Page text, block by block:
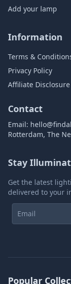
Add your lamp
Information
Terms &
Privacy Policy
Affiliate Disclosure
Contact
Email:
Rotterdam, The
Stay
Get the latest
delivered to your
Popular